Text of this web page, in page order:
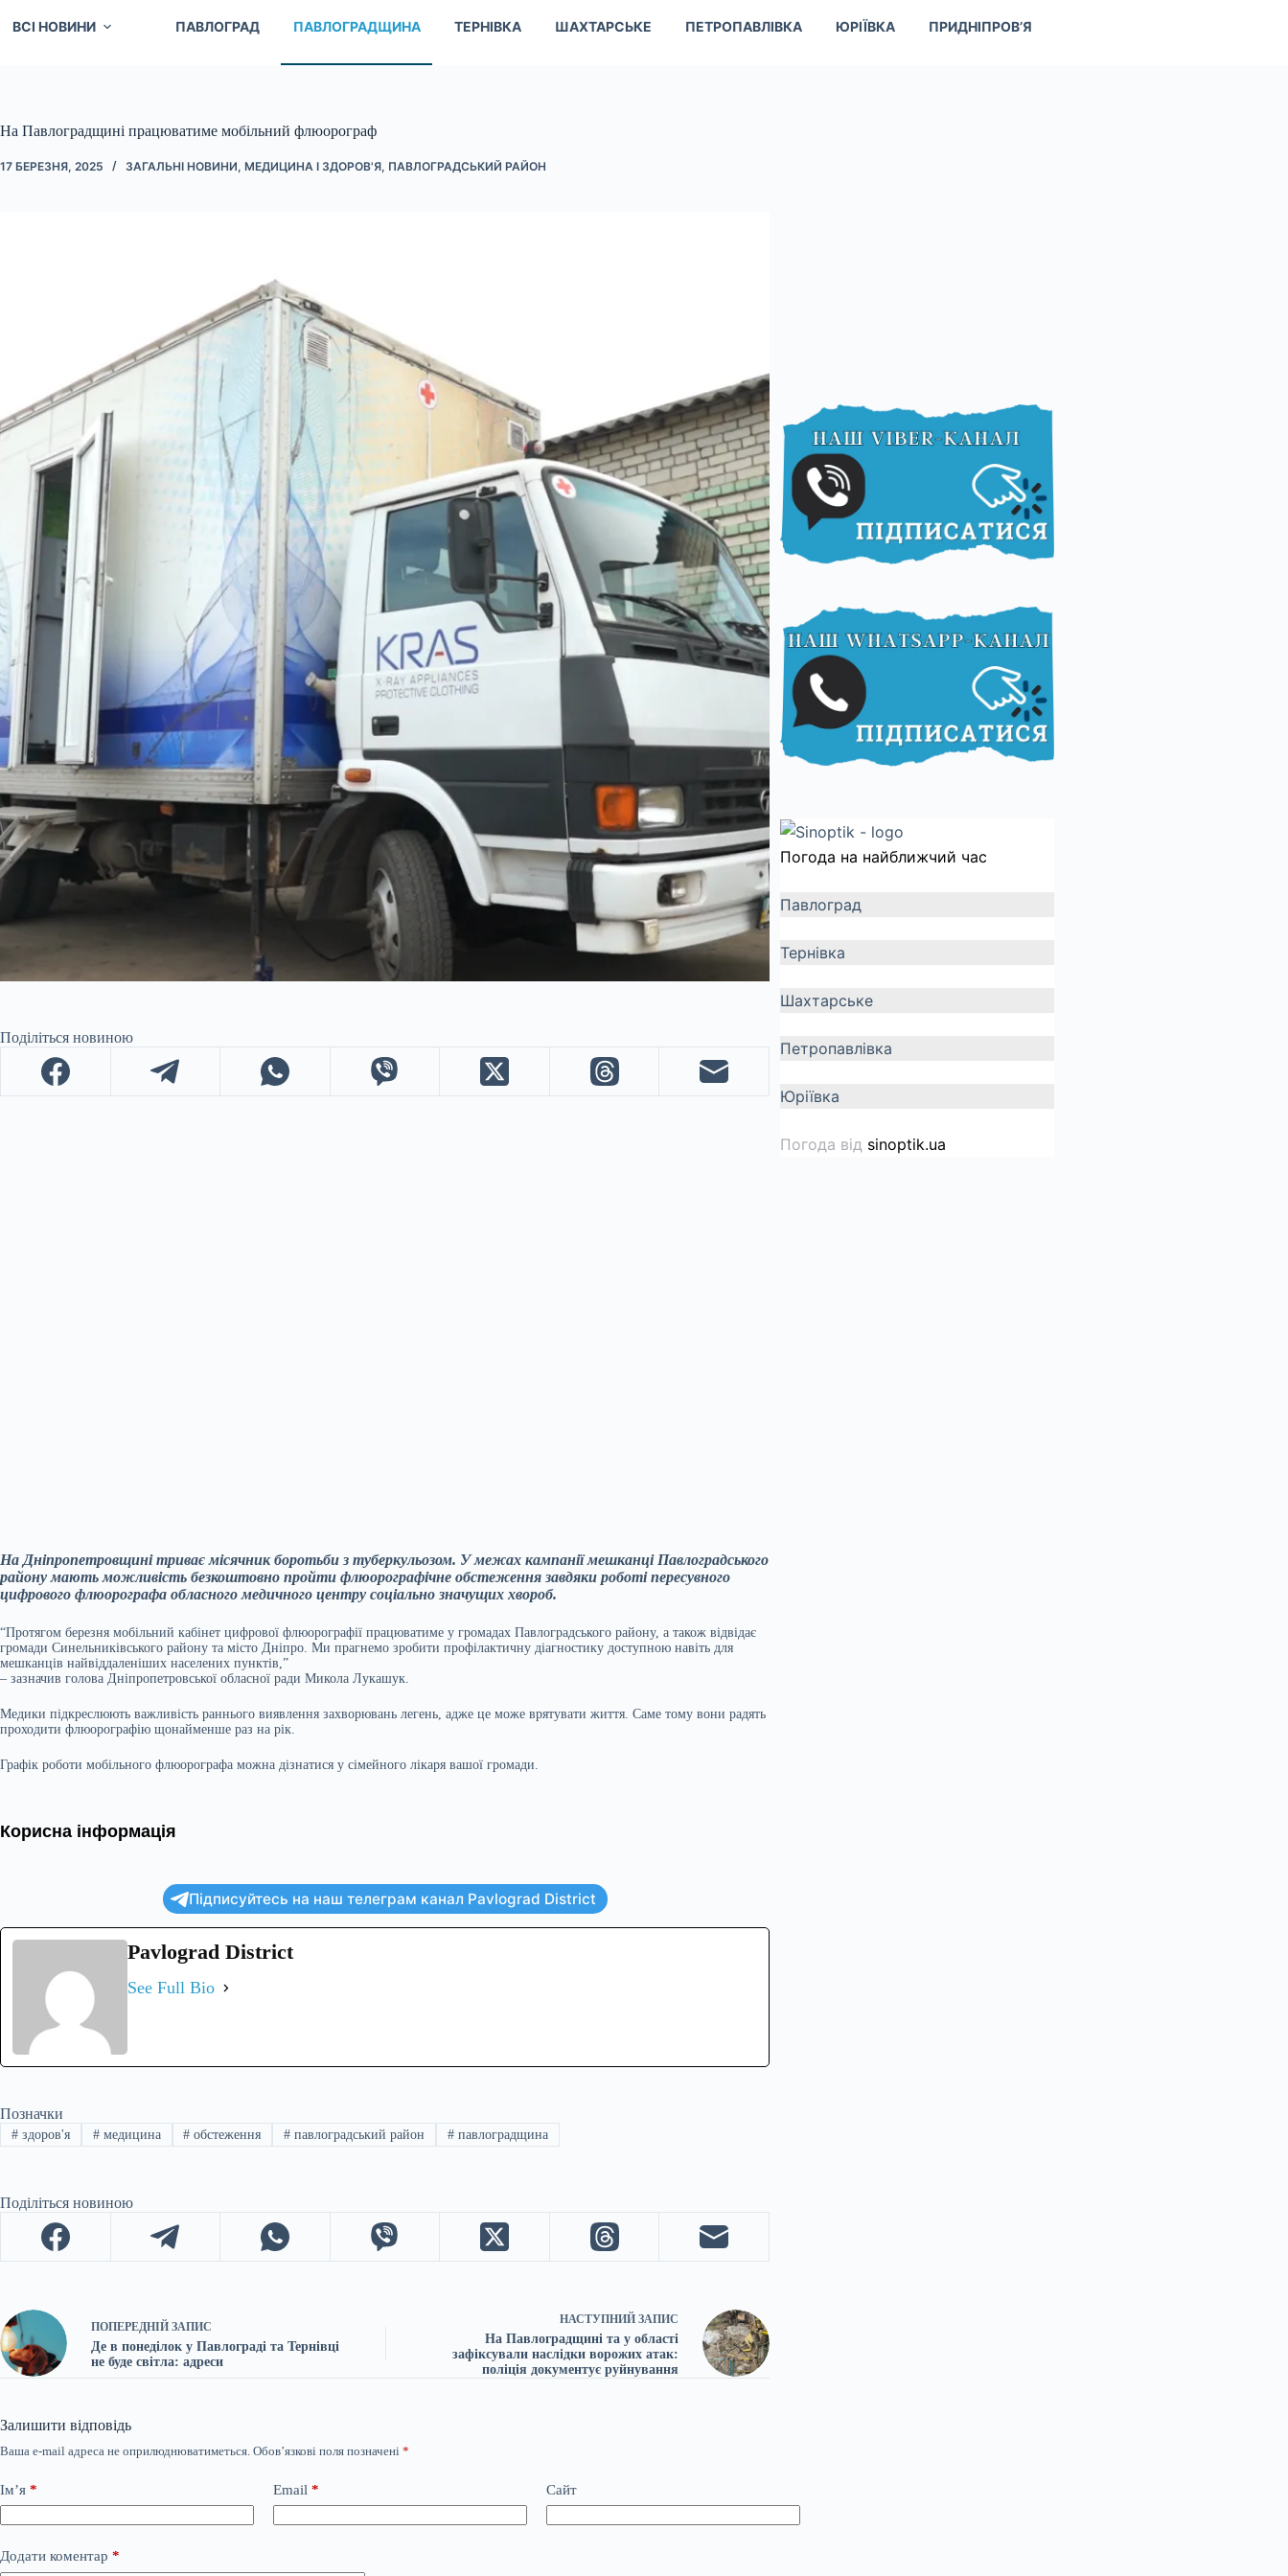
ВСІ НОВИНИ ПАВЛОГРАД ПАВЛОГРАДЩИНА ТЕРНІВКА ШАХТАРСЬКЕ ПЕТРОПАВЛІВКА ЮРІЇВКА ПРИДНІПРОВ’Я
На Павлоградщині працюватиме мобільний флюорограф
17 БЕРЕЗНЯ, 2025 ЗАГАЛЬНІ НОВИНИ, МЕДИЦИНА І ЗДОРОВ'Я, ПАВЛОГРАДСЬКИЙ РАЙОН
Поділіться новиною
На Дніпропетровщині триває місячник боротьби з туберкульозом. У межах кампанії мешканці Павлоградського
району мають можливість безкоштовно пройти флюорографічне обстеження завдяки роботі пересувного
цифрового флюорографа обласного медичного центру соціально значущих хвороб.
“Протягом березня мобільний кабінет цифрової флюорографії працюватиме у громадах Павлоградського району, а також відвідає
громади Синельниківського району та місто Дніпро. Ми прагнемо зробити профілактичну діагностику доступною навіть для
мешканців найвіддаленіших населених пунктів,”
– зазначив голова Дніпропетровської обласної ради Микола Лукашук.
Медики підкреслюють важливість раннього виявлення захворювань легень, адже це може врятувати життя. Саме тому вони радять
проходити флюорографію щонайменше раз на рік.
Графік роботи мобільного флюорографа можна дізнатися у сімейного лікаря вашої громади.
Корисна інформація
Підписуйтесь на наш телеграм канал Pavlograd District
Pavlograd District
See Full Bio
Позначки
#здоров'я #медицина # обстеження # павлоградський район # павлоградщина
Поділіться новиною
ПОПЕРЕДНІЙ ЗАПИС
Де в понеділок у Павлограді та Тернівці
не буде світла: адреси
НАСТУПНИЙ ЗАПИС
На Павлоградщині та у області
зафіксували наслідки ворожих атак:
поліція документує руйнування
Залишити відповідь
Ваша e-mail адреса не оприлюднюватиметься. Обов’язкові поля позначені *
Ім’я * Email * Сайт
Додати коментар *
Погода на найближчий час
Павлоград
Тернівка
Шахтарське
Петропавлівка
Юріївка
Погода від sinoptik.ua